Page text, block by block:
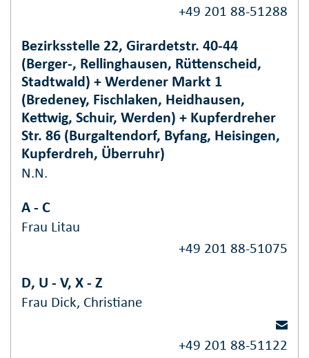
+49 201 88-51288
Bezirksstelle 22, Girardetstr. 40-44
(Berger-, Rellinghausen, Rüttenscheid,
Stadtwald) + Werdener Markt 1
(Bredeney, Fischlaken, Heidhausen,
Kettwig, Schuir, Werden) + Kupferdreher
Str. 86 (Burgaltendorf, Byfang, Heisingen,
Kupferdreh, Überruhr)
N.N.
A - C
Frau Litau
+49 201 88-51075
D, U - V, X - Z
Frau Dick, Christiane
+49 201 88-51122